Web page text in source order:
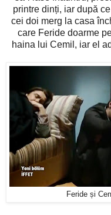
printre dinți, iar după
cei doi merg la casa
care Feride doarme
haina lui Cemil, iar el
Feride și